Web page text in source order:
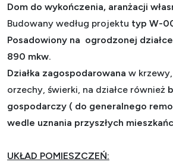
Dom do wykończenia, aranżacji
Budowany według projektu typ W-
Posadowiony na ogrodzonej
890 mkw.
Działka zagospodarowana w
orzechy, świerki, na działce również
gospodarczy ( do generalnego
wedle uznania przyszłych
UKŁAD POMIESZCZEŃ: